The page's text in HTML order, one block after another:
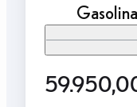
Gasolina